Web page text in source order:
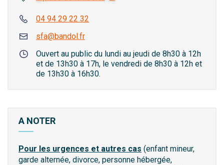
04 94 29 22 32
sfa@bandol.fr
Ouvert au public du lundi au jeudi de 8h30 à 12h
et de 13h30 à 17h, le vendredi de 8h30 à 12h et
de 13h30 à 16h30.
A NOTER
Pour les urgences et autres cas (enfant mineur,
garde alternée, divorce, personne hébergée,